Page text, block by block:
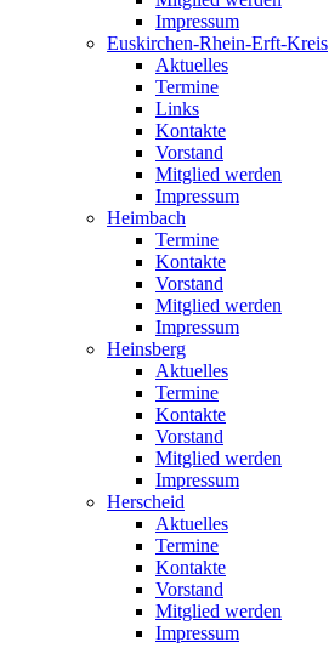
Impressum
Euskirchen-Rhein-Erft-Kreis
Aktuelles
Termine
Links
Kontakte
Vorstand
Mitglied werden
Impressum
Heimbach
Termine
Kontakte
Vorstand
Mitglied werden
Impressum
Heinsberg
Aktuelles
Termine
Kontakte
Vorstand
Mitglied werden
Impressum
Herscheid
Aktuelles
Termine
Kontakte
Vorstand
Mitglied werden
Impressum